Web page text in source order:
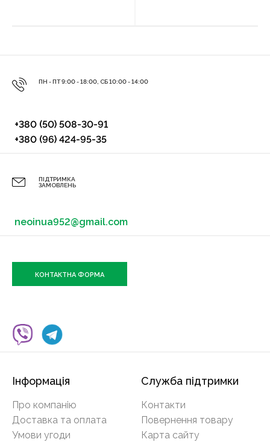
ПН - ПТ 9:00 - 18:00, СБ 10:00 - 14:00
+380 (50) 508-30-91
+380 (96) 424-95-35
ПІДТРИМКА
ЗАМОВЛЕНЬ
neoinua952@gmail.com
КОНТАКТНА ФОРМА
Інформація
Про компанію
Доставка та оплата
Умови угоди
Служба підтримки
Контакти
Повернення товару
Карта сайту